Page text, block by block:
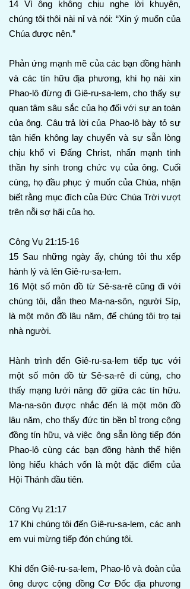
14 Vì ông không chịu nghe lời khuyên,
chúng tôi thôi nài nỉ và nói: “Xin ý muốn của
Chúa được nên.”
Phản ứng mạnh mẽ của các bạn đồng hành
và các tín hữu địa phương, khi họ nài xin
Phao-lô đừng đi Giê-ru-sa-lem, cho thấy sự
quan tâm sâu sắc của họ đối với sự an toàn
của ông. Câu trả lời của Phao-lô bày tỏ sự
tận hiến không lay chuyển và sự sẵn lòng
chịu khổ vì Đấng Christ, nhấn mạnh tinh
thần hy sinh trong chức vụ của ông. Cuối
cùng, họ đầu phục ý muốn của Chúa, nhận
biết rằng mục đích của Đức Chúa Trời vượt
trên nỗi sợ hãi của họ.
Công Vụ 21:15-16
15 Sau những ngày ấy, chúng tôi thu xếp
hành lý và lên Giê-ru-sa-lem.
16 Một số môn đồ từ Sê-sa-rê cũng đi với
chúng tôi, dẫn theo Ma-na-sôn, người Síp,
là một môn đồ lâu năm, để chúng tôi trọ tại
nhà người.
Hành trình đến Giê-ru-sa-lem tiếp tục với
một số môn đồ từ Sê-sa-rê đi cùng, cho
thấy mạng lưới nâng đỡ giữa các tín hữu.
Ma-na-sôn được nhắc đến là một môn đồ
lâu năm, cho thấy đức tin bền bỉ trong cộng
đồng tín hữu, và việc ông sẵn lòng tiếp đón
Phao-lô cùng các bạn đồng hành thể hiện
lòng hiếu khách vốn là một đặc điểm của
Hội Thánh đầu tiên.
Công Vụ 21:17
17 Khi chúng tôi đến Giê-ru-sa-lem, các anh
em vui mừng tiếp đón chúng tôi.
Khi đến Giê-ru-sa-lem, Phao-lô và đoàn của
ông được cộng đồng Cơ Đốc địa phương